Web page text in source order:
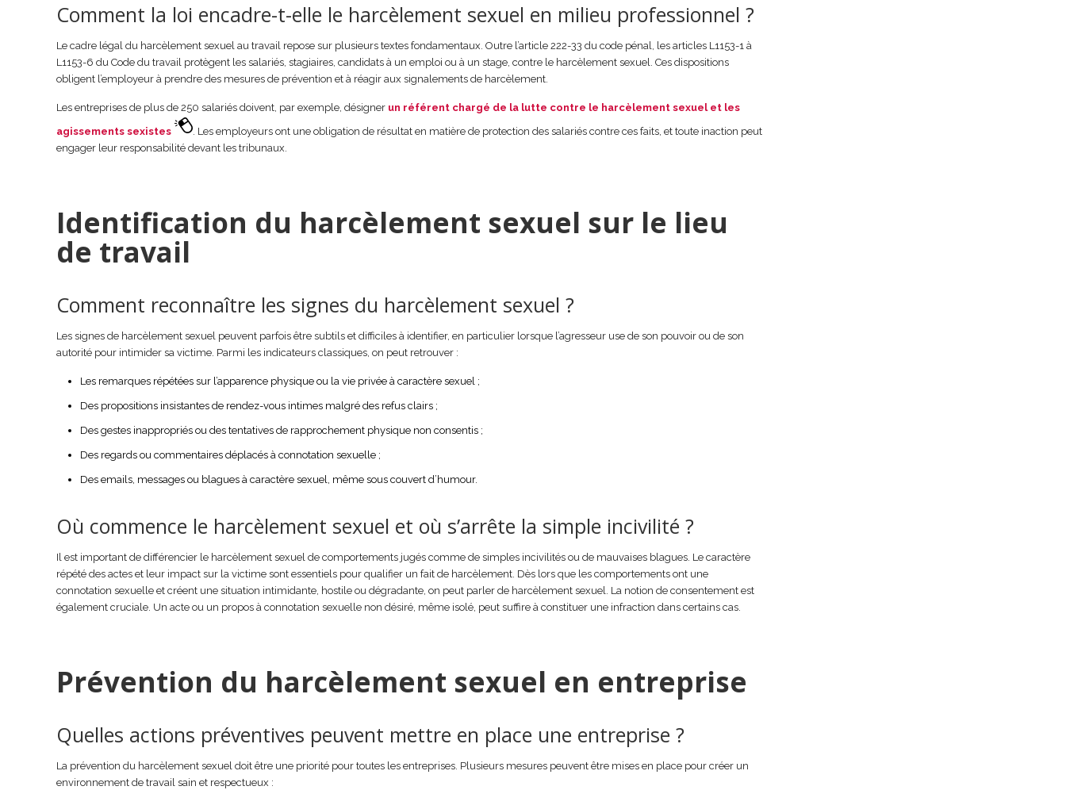
Comment la loi encadre-t-elle le harcèlement sexuel en milieu professionnel ?
Le cadre légal du harcèlement sexuel au travail repose sur plusieurs textes fondamentaux. Outre l’article 222-33 du code pénal, les articles L1153-1 à
L1153-6 du Code du travail protègent les salariés, stagiaires, candidats à un emploi ou à un stage, contre le harcèlement sexuel. Ces dispositions
obligent l’employeur à prendre des mesures de prévention et à réagir aux signalements de harcèlement.
Les entreprises de plus de 250 salariés doivent, par exemple, désigner un référent chargé de la lutte contre le harcèlement sexuel et les
agissements sexistes
. Les employeurs ont une obligation de résultat en matière de protection des salariés contre ces faits, et toute inaction peut
engager leur responsabilité devant les tribunaux.
Identification du harcèlement sexuel sur le lieu
de travail
Comment reconnaître les signes du harcèlement sexuel ?
Les signes de harcèlement sexuel peuvent parfois être subtils et difficiles à identifier, en particulier lorsque l’agresseur use de son pouvoir ou de son
autorité pour intimider sa victime. Parmi les indicateurs classiques, on peut retrouver :
Les remarques répétées sur l’apparence physique ou la vie privée à caractère sexuel ;
Des propositions insistantes de rendez-vous intimes malgré des refus clairs ;
Des gestes inappropriés ou des tentatives de rapprochement physique non consentis ;
Des regards ou commentaires déplacés à connotation sexuelle ;
Des emails, messages ou blagues à caractère sexuel, même sous couvert d’humour.
Où commence le harcèlement sexuel et où s’arrête la simple incivilité ?
Il est important de différencier le harcèlement sexuel de comportements jugés comme de simples incivilités ou de mauvaises blagues. Le caractère
répété des actes et leur impact sur la victime sont essentiels pour qualifier un fait de harcèlement. Dès lors que les comportements ont une
connotation sexuelle et créent une situation intimidante, hostile ou dégradante, on peut parler de harcèlement sexuel. La notion de consentement est
également cruciale. Un acte ou un propos à connotation sexuelle non désiré, même isolé, peut suffire à constituer une infraction dans certains cas.
Prévention du harcèlement sexuel en entreprise
Quelles actions préventives peuvent mettre en place une entreprise ?
La prévention du harcèlement sexuel doit être une priorité pour toutes les entreprises. Plusieurs mesures peuvent être mises en place pour créer un
environnement de travail sain et respectueux :